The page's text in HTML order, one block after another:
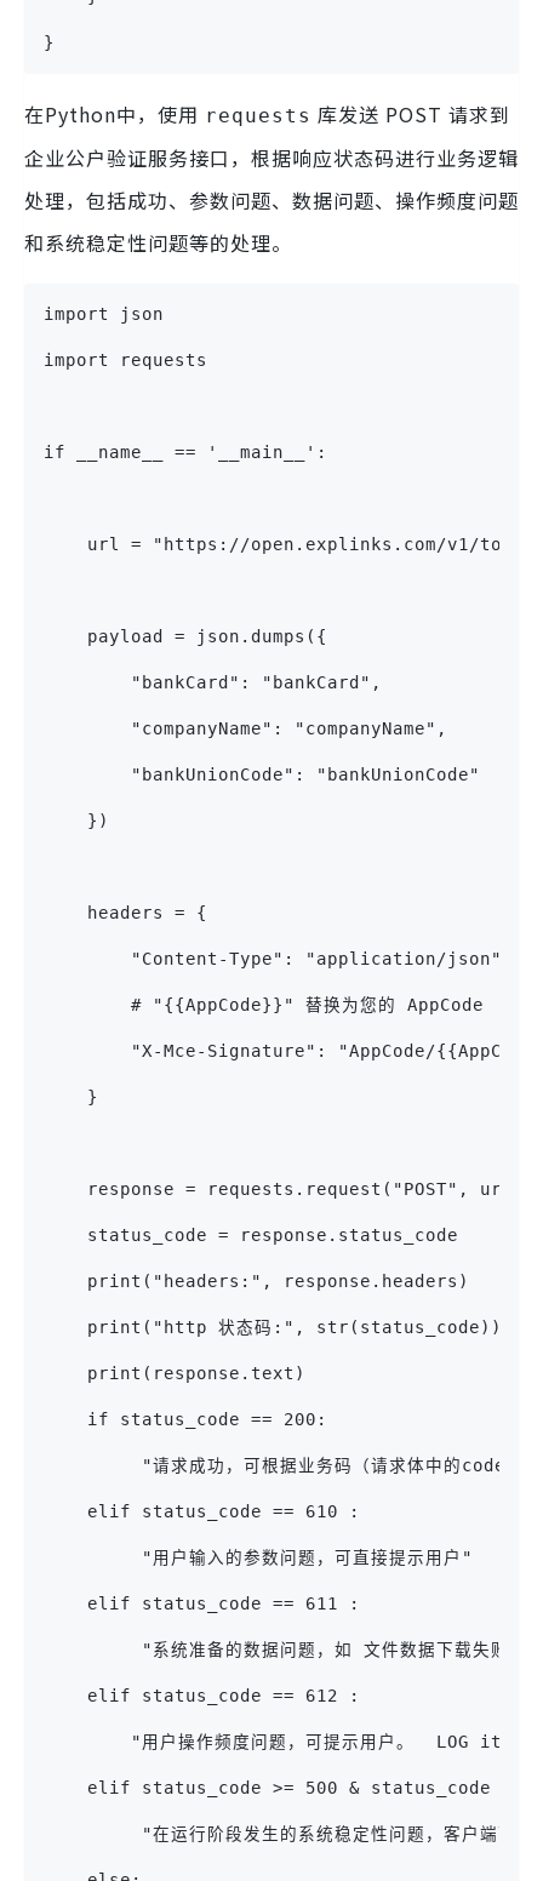
}
在Python中，使用 requests 库发送 POST 请求到
企业公户验证服务接口，根据响应状态码进行业务逻辑
处理，包括成功、参数问题、数据问题、操作频度问题
和系统稳定性问题等的处理。
import json
import requests
if __name__ == '__main__':
url = "https://open.explinks.com/v1/
    payload = json.dumps({
        "bankCard": "bankCard",
        "companyName": "companyName",
        "bankUnionCode": "bankUnionCode"
    })
    headers = {
        "Content-Type": "application/json",
        # "{{AppCode}}" 替换为您的 AppCode
"X-Mce-Signature": "AppCode/
    }
response = requests.request("POST", url,
    status_code = response.status_code
    print("headers:", response.headers)
    print("http 状态码:", str(status_code))
    print(response.text)
    if status_code == 200:
"请求成功，可根据业务码（请求体中的code）
    elif status_code == 610 :
         "用户输入的参数问题，可直接提示用户"
    elif status_code == 611 :
"系统准备的数据问题，如 文件数据下载失败
    elif status_code == 612 :
"用户操作频度问题，可提示用户。  LOG it
elif status_code >= 500 & status_code <
"在运行阶段发生的系统稳定性问题，客户端可以